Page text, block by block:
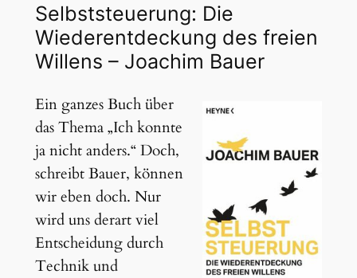
Selbststeuerung: Die
Wiederentdeckung des freien
Willens – Joachim Bauer
Ein ganzes Buch über
das Thema „Ich konnte
ja nicht anders.“ Doch,
schreibt Bauer, können
wir eben doch. Nur
wird uns derart viel
Entscheidung durch
Technik und